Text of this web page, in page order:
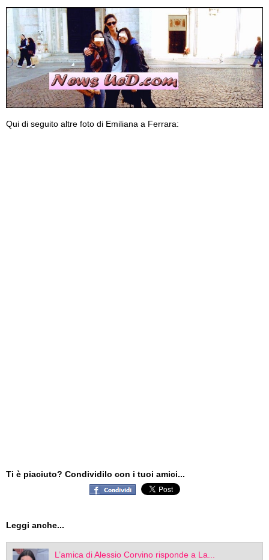
Qui di seguito altre foto di Emiliana a Ferrara:
Ti è piaciuto? Condividilo con i tuoi amici...
Leggi anche...
L’amica di Alessio Corvino risponde a La...